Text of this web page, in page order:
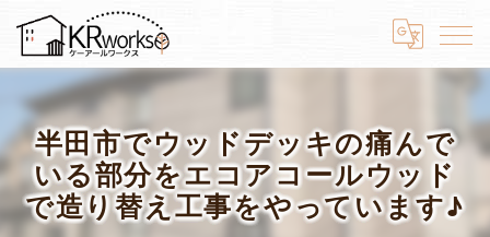
半田市でウッドデッキの痛んで
いる部分をエコアコールウッド
で造り替え工事をやっています♪